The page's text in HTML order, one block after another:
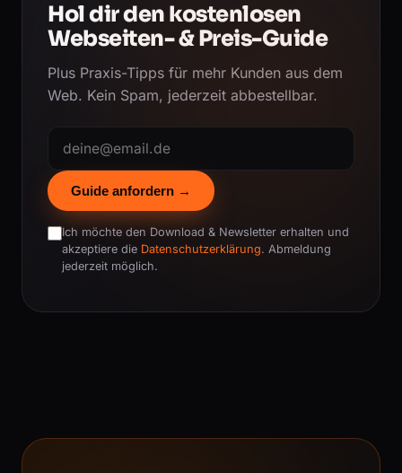
Hol dir den kostenlosen
Webseiten- & Preis-Guide
Plus Praxis-Tipps für mehr Kunden aus dem
Web. Kein Spam, jederzeit abbestellbar.
Guide anfordern →
Ich möchte den Download & Newsletter erhalten und
akzeptiere die Datenschutzerklärung. Abmeldung
jederzeit möglich.